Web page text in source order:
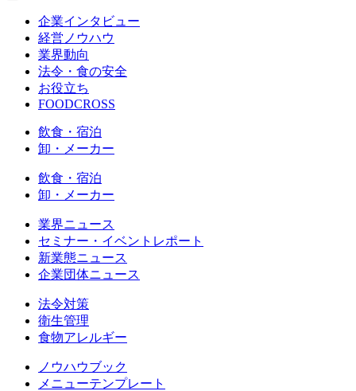
企業インタビュー
経営ノウハウ
業界動向
法令・食の安全
お役立ち
FOODCROSS
飲食・宿泊
卸・メーカー
飲食・宿泊
卸・メーカー
業界ニュース
セミナー・イベントレポート
新業態ニュース
企業団体ニュース
法令対策
衛生管理
食物アレルギー
ノウハウブック
メニューテンプレート